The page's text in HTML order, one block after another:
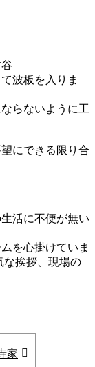
波板を入りま
らないように工
にできる限り合
活に不便が無い
を心掛けていま
な挨拶、現場の
家